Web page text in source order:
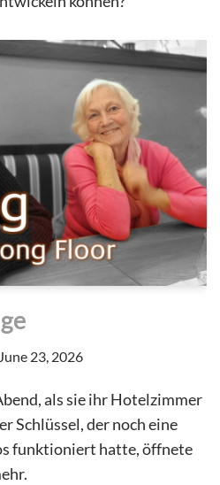
June 23, 2026
als sie ihr Hotelzimmer
Schlüssel, der noch eine
funktioniert hatte, öffnete